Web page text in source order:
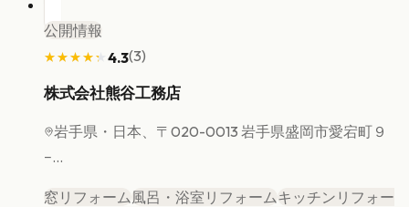
公開情報
★★★★★
★★★★★ 4.3(3)
株式会社熊谷工務店
岩手県 ・日本、〒020-0013 岩手県盛岡市愛宕町９
−...
窓リフォーム 風呂・浴室リフォームキッチンリフォー